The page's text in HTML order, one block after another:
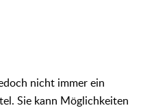
nicht immer ein
Sie kann Möglichkeiten